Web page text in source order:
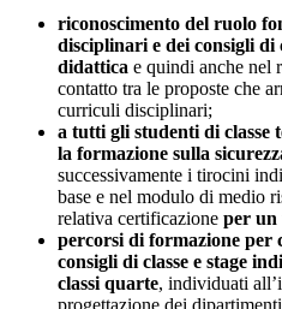
riconoscimento del ruolo
disciplinari e dei consigli di
didattica e quindi anche nel
contatto tra le proposte che
curriculi disciplinari;
a tutti gli studenti di classe
la formazione sulla
successivamente i tirocini
base e nel modulo di medio
relativa certificazione per un
percorsi di formazione per
consigli di classe e stage
classi quarte, individuati